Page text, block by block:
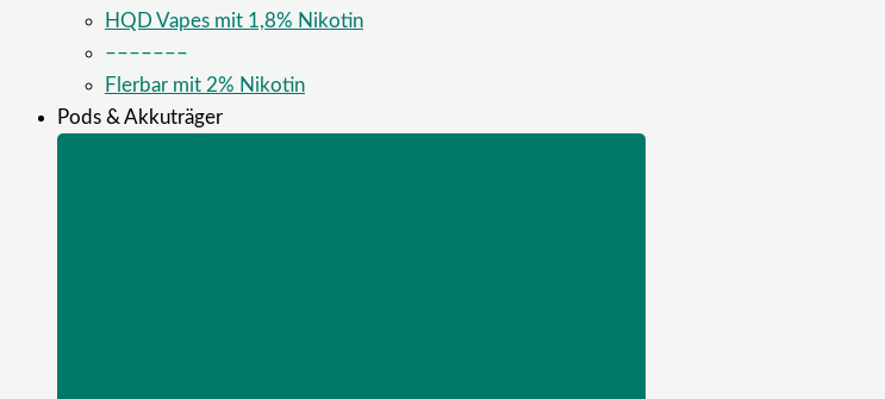
HQD Vapes mit 1,8% Nikotin
–––––––
Flerbar mit 2% Nikotin
Pods & Akkuträger